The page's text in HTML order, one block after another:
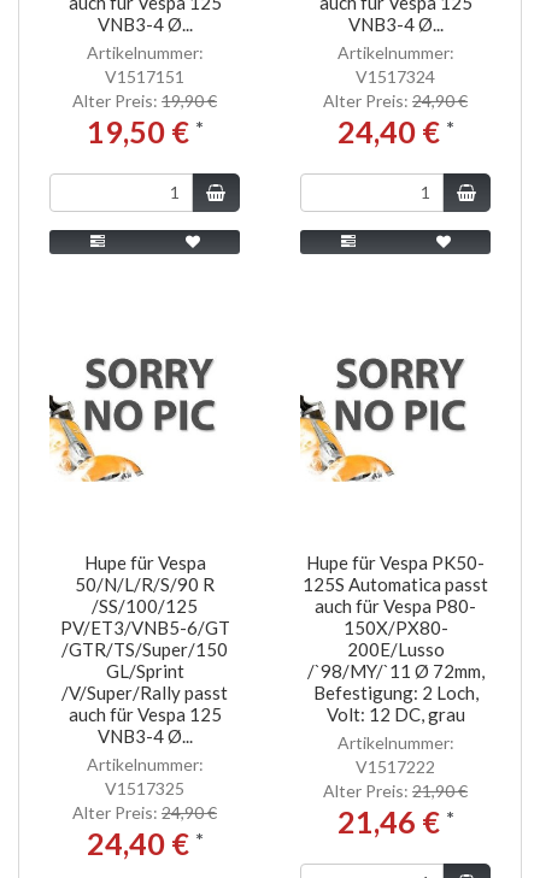
VNB3-4 Ø...
Artikelnummer:
V1517151
Alter Preis: 19,90 €
19,50 € *
VNB3-4 Ø...
Artikelnummer:
V1517324
Alter Preis: 24,90 €
24,40 € *
Hupe für Vespa
50/N/L/R/S/90 R
/SS/100/125
PV/ET3/VNB5-6/GT
/GTR/TS/Super/150
GL/Sprint
/V/Super/Rally passt
auch für Vespa 125
VNB3-4 Ø...
Artikelnummer:
V1517325
Alter Preis: 24,90 €
24,40 € *
Hupe für Vespa PK50-
125S Automatica passt
auch für Vespa P80-
150X/PX80-
200E/Lusso
/`98/MY/`11 Ø 72mm,
Befestigung: 2 Loch,
Volt: 12 DC, grau
Artikelnummer:
V1517222
Alter Preis: 21,90 €
21,46 € *